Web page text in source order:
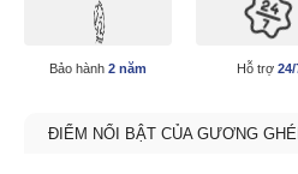
Bảo hành 2 năm Hỗ trợ 24/
ĐIỂM NỔI BẬT CỦA GƯƠNG